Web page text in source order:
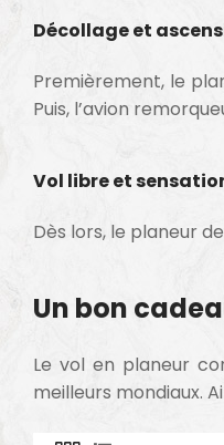
Décollage et
Premièrement, le
Puis, l’avion
Vol libre et
Dès lors, le planeur
Un bon
Le vol en planeur
meilleurs mondiaux.